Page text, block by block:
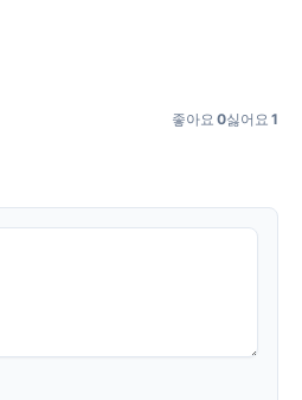
좋아요 0싫어요 1